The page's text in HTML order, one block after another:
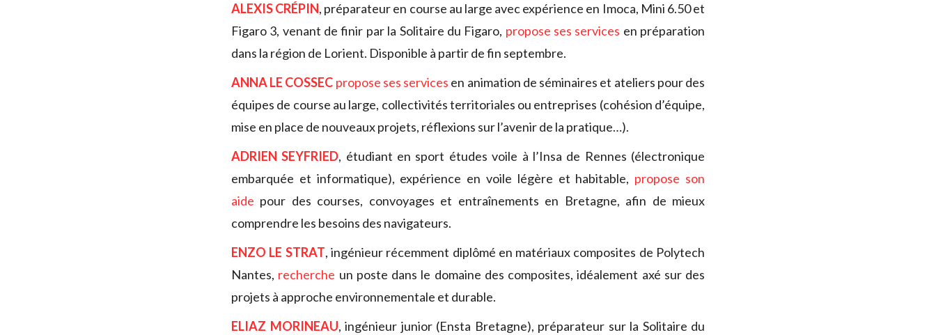
ALEXIS CRÉPIN, préparateur en course au large avec expérience en Imoca, Mini 6.50 et
Figaro 3, venant de finir par la Solitaire du Figaro, propose ses services en préparation
dans la région de Lorient. Disponible à partir de fin septembre.
ANNA LE COSSEC propose ses services en animation de séminaires et ateliers pour des
équipes de course au large, collectivités territoriales ou entreprises (cohésion d’équipe,
mise en place de nouveaux projets, réflexions sur l’avenir de la pratique…).
ADRIEN SEYFRIED, étudiant en sport études voile à l’Insa de Rennes (électronique
embarquée et informatique), expérience en voile légère et habitable, propose son
aide pour des courses, convoyages et entraînements en Bretagne, afin de mieux
comprendre les besoins des navigateurs.
ENZO LE STRAT, ingénieur récemment diplômé en matériaux composites de Polytech
Nantes, recherche un poste dans le domaine des composites, idéalement axé sur des
projets à approche environnementale et durable.
ELIAZ MORINEAU, ingénieur junior (Ensta Bretagne), préparateur sur la Solitaire du